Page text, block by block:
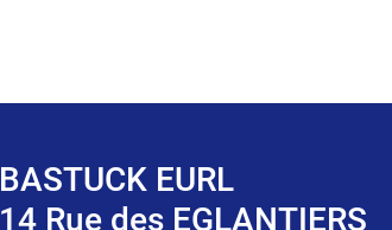
BASTUCK EURL
14 Rue des EGLANTIERS